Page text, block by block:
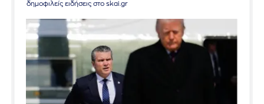
δημοφιλείς ειδήσεις στο skai.gr